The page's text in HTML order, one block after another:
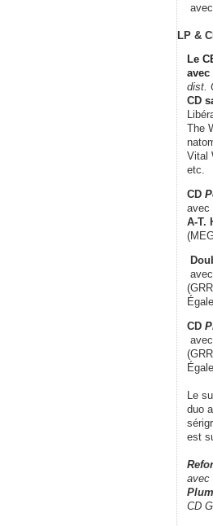
LP &
Le
dist.
CD
The
Vital
etc.
CD
avec
A-T.
avec
CD
Le
duo
est
avec
CD